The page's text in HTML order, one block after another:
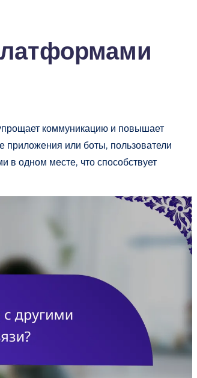
коммуникацию и повышает
приложения или боты, пользователи
в одном месте, что способствует